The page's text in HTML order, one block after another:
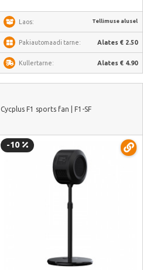
Laos: Tellimuse alusel
Pakiautomaadi tarne: Alates € 2.50
Kullertarne: Alates € 4.90
Cycplus F1 sports fan | F1-SF
-10